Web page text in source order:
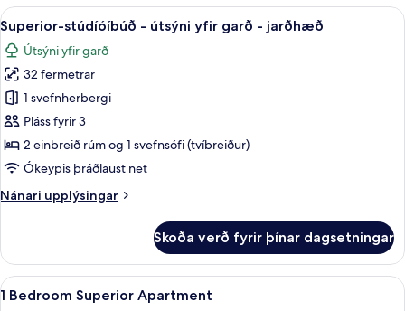
2
svefnherbergi
verönd
Skoða
allar
myndir
fyrir
Superior-
stúdíóíbúð
-
útsýni
garð
Superior-stúdíóíbúð - útsýni yfir
6
Superior-stúdíóíbúð - útsýni yfir garð - jarðhæð
Útsýni yfir garð
32 fermetrar
1 svefnherbergi
Pláss fyrir 3
2 einbreið rúm og 1 svefnsófi (tvíbreiður)
Ókeypis þráðlaust net
Nánari upplýsingar
Nánari
stúdíóíbúð
útsýni
Skoða verð fyrir þínar dagsetningar
Skoða
allar
Myrkratjöld/-gardínur, ókeypis
8
1 Bedroom Superior Apartment